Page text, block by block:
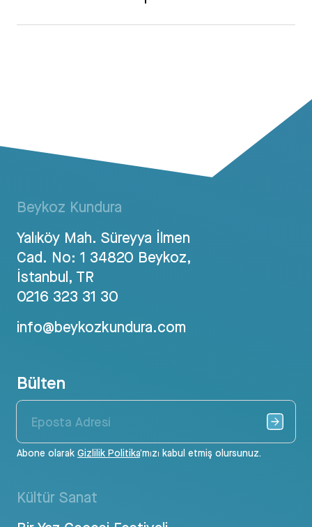
Beykoz Kundura
Yalıköy Mah. Süreyya İlmen
Cad. No: 1 34820 Beykoz,
İstanbul, TR
0216 323 31 30
info@beykozkundura.com
Bülten
Abone olarak Gizlilik Politika’mızı kabul etmiş olursunuz.
Kültür Sanat